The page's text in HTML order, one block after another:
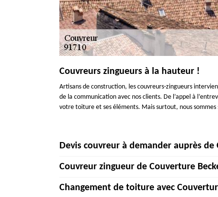
Couvreurs zingueurs à la hauteur !
Artisans de construction, les couvreurs-zingueurs
de la communication avec nos clients. De l’appel à
votre toiture et ses éléments. Mais surtout, nous
Devis couvreur à demander auprès de
Les professionnels de la construction profitent de ce
l’entreprise {client. D’ailleurs, le devis toiture devient
Couvreur zingueur de Couverture
Pour toutes vos exigences, nos couvreurs pourront faire
Changement de toiture avec